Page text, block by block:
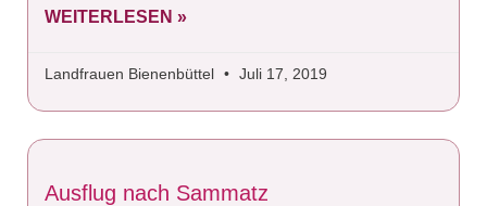
WEITERLESEN »
Landfrauen Bienenbüttel Juli 17, 2019
Ausflug nach Sammatz